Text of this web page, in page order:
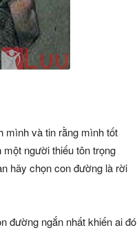
mình và tin rằng mình tốt
người thiếu tôn trọng
hãy chọn con đường là rời
đường ngắn nhất khiến ai đó